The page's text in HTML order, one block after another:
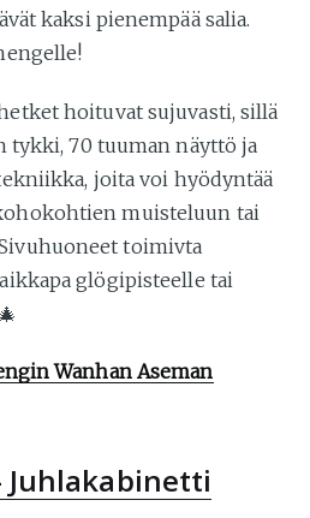
kaksi pienempää salia.
hoituvat sujuvasti, sillä
tykki, 70 tuuman näyttö ja
joita voi hyödyntää
muisteluun tai
toimivta
glögipisteelle tai
Wanhan Aseman
Juhlakabinetti